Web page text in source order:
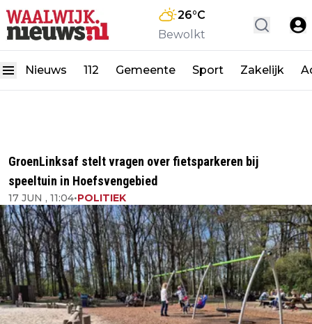
26°C
Bewolkt
Nieuws 112 Gemeente Sport Zakelijk
GroenLinksaf stelt vragen over fietsparkeren bij
speeltuin in Hoefsvengebied
17 JUN , 11:04•POLITIEK